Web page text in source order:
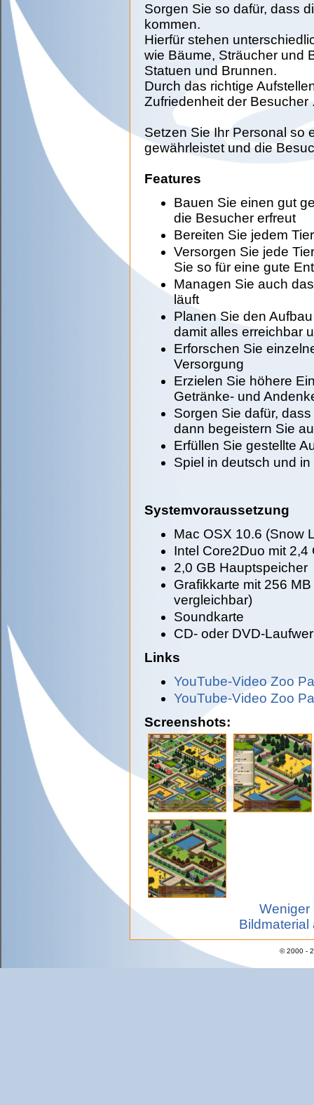
Sorgen Sie so dafür, dass
kommen.
Hierfür stehen
wie Bäume, Sträucher und
Statuen und Brunnen.
Durch das richtige
Zufriedenheit der Besucher
Setzen Sie Ihr Personal so
gewährleistet und die
Features
Bauen Sie einen gut
die Besucher erfreut
Bereiten Sie jedem
Versorgen Sie jede
Sie so für eine gute
Managen Sie auch
läuft
Planen Sie den
damit alles erreichbar
Erforschen Sie
Versorgung
Erzielen Sie höhere
Getränke- und
Sorgen Sie dafür,
dann begeistern Sie
Erfüllen Sie gestellte
Spiel in deutsch und
Systemvoraussetzung
Mac OSX 10.6 (Snow
Intel Core2Duo mit 2,4
2,0 GB Hauptspeicher
Grafikkarte mit 256
vergleichbar)
Soundkarte
CD- oder DVD-
Links
YouTube-Video Zoo
YouTube-Video Zoo
Screenshots:
Weniger
Bildmaterial
© 2000 -